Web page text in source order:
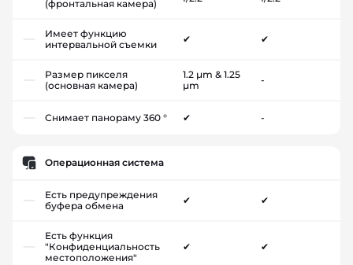
(фронтальная камера)
Имеет функцию
интервальной съемки
✔ ✔
Размер пикселя
(основная камера)
1.2 µm & 1.25
µm
-
Снимает панораму 360 ° ✔ -
Операционная система
Есть предупреждения
буфера обмена
✔ ✔
Есть функция
"Конфиденциальность
местоположения"
✔ ✔